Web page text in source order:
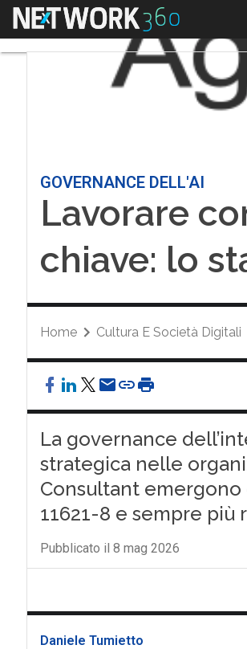
Menu
GOVERNANCE DELL'AI
Lavorare
chiave: lo
Home Cultura E Società Digitali
La governance
strategica nelle
Consultant
11621-8 e sempre
Pubblicato il 8 mag 2026
Daniele Tumietto